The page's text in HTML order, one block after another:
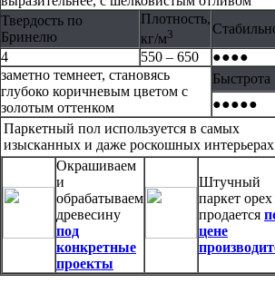
Твердость по
Бринелю
Плотность,
кг/м3
4
550 – 650
●●●●
заметно темнеет, становясь
глубоко коричневым цветом с
золотым оттенком
Быстрота
●●●●●
Паркетный пол используется в самых
изысканных и даже роскошных
Окрашиваем
и
обрабатываем
древесину
под
конкретные
проекты
Штучный
паркет орех
продается
цене